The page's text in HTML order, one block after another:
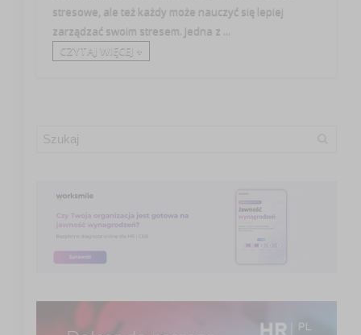
stresowe, ale też każdy może nauczyć się lepiej
zarządzać swoim stresem. Jedna z ...
CZYTAJ WIĘCEJ +